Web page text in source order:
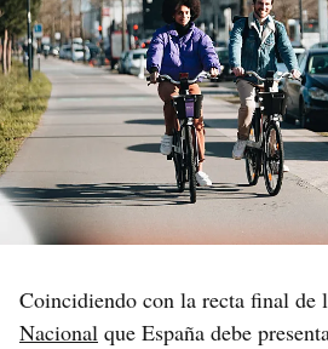
Coincidiendo con la recta final de
Nacional que España debe